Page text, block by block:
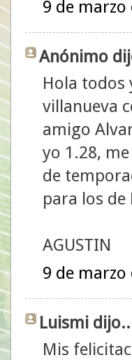
9 de marzo
Anónimo
Hola todos
villanueva
amigo
yo 1.28,
de
para los de
AGUSTIN
9 de marzo
Luismi
Mis